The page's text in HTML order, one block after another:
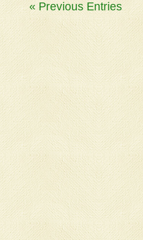
« Previous Entries